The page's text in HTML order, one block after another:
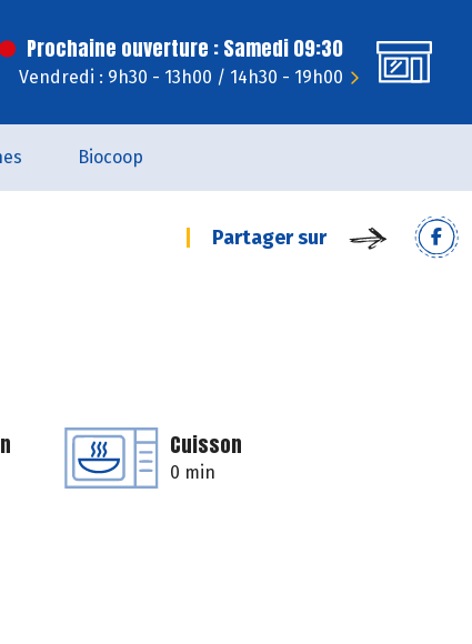
Prochaine ouverture : Samedi 09:30
Vendredi : 9h30 - 13h00 / 14h30 - 19h00
Biocoop
Partager sur
Cuisson
0 min